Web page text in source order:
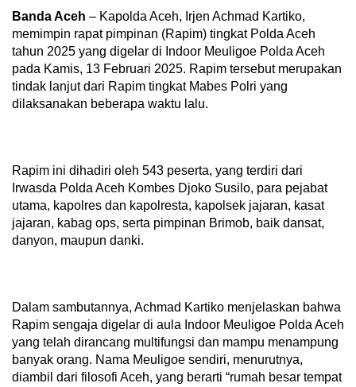
Banda Aceh – Kapolda Aceh, Irjen Achmad Kartiko,
memimpin rapat pimpinan (Rapim) tingkat Polda Aceh
tahun 2025 yang digelar di Indoor Meuligoe Polda Aceh
pada Kamis, 13 Februari 2025. Rapim tersebut merupakan
tindak lanjut dari Rapim tingkat Mabes Polri yang
dilaksanakan beberapa waktu lalu.
Rapim ini dihadiri oleh 543 peserta, yang terdiri dari
Irwasda Polda Aceh Kombes Djoko Susilo, para pejabat
utama, kapolres dan kapolresta, kapolsek jajaran, kasat
jajaran, kabag ops, serta pimpinan Brimob, baik dansat,
danyon, maupun danki.
Dalam sambutannya, Achmad Kartiko menjelaskan bahwa
Rapim sengaja digelar di aula Indoor Meuligoe Polda Aceh
yang telah dirancang multifungsi dan mampu menampung
banyak orang. Nama Meuligoe sendiri, menurutnya,
diambil dari filosofi Aceh, yang berarti “rumah besar tempat